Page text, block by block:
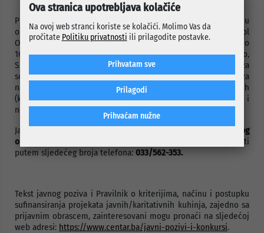
Prijave na javni poziv sa potrebnom dokumentacijom, u
originalu ili ovjerenoj kopiji, moguće je dostaviti na protokol
Općine Centar Sarajevo svakim radnim danom od 07.30 do
16.00 sati ili putem pošte na adresu Općina Centar Sarajevo,
Služba za boračko-invalidsku i socijalnu zaštitu-Odsjek za
socijalnu zaštitu, Ulica Mis Irbina broj 1, u zatvorenoj koverti za
naznakom „Prijava na javni poziv za sufinansiranje rada javnih
(karitativnih) kuhinja“-(NE OTVARATI).Nepotpune i
neblagovremene prijave neće se uzimati u razmatranje.
Javni poziv ostaje otvoren
20 dana od dana njegovog
objavljivanja.
Sve dodatne informacije moguće je dobiti
putem sljedećeg broja telefona: 033/562-353.
Tekst javnog poziva i Pravilnik o kriterijima, načinu i postupku
sufinansiranja projekata javnih/karitativnih kuhinja, zajedno sa
prijavnim obrascem, zainteresovani mogu pronaći na sljedećoj
web adresi: https://www.centar.ba/javni-pozivi-i-konkursi.
Ova stranica upotrebljava kolačiće
Na ovoj web stranci koriste se kolačići. Molimo Vas da
pročitate Politiku privatnosti ili prilagodite postavke.
Prihvaćam nužne
Prilagodi
Prihvatam sve